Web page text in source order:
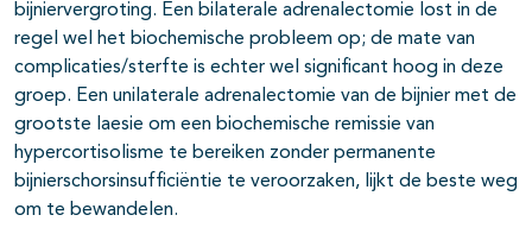
bijniervergroting. Een bilaterale adrenalectomie lost in de
regel wel het biochemische probleem op; de mate van
complicaties/sterfte is echter wel significant hoog in deze
groep. Een unilaterale adrenalectomie van de bijnier met de
grootste laesie om een biochemische remissie van
hypercortisolisme te bereiken zonder permanente
bijnierschorsinsufficiëntie te veroorzaken, lijkt de beste weg
om te bewandelen.